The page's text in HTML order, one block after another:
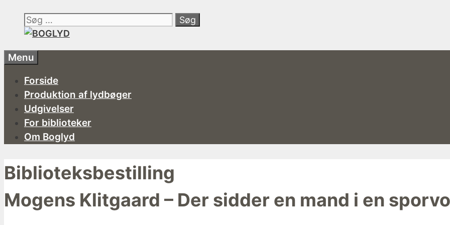
indhold
Søg
efter:
Menu
Forside
Produktion af lydbøger
Udgivelser
For biblioteker
Om Boglyd
Biblioteksbestilling
Mogens Klitgaard – Der sidder en mand i en